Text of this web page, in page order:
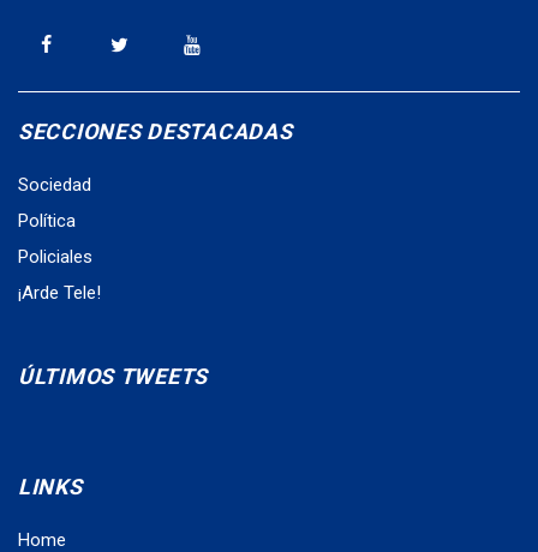
SECCIONES DESTACADAS
Sociedad
Política
Policiales
¡Arde Tele!
ÚLTIMOS TWEETS
LINKS
Home